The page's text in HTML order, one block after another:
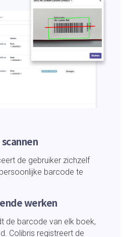
de gebruiker zichzelf
barcode te
werken
de barcode van elk boek,
Colibris registreert de